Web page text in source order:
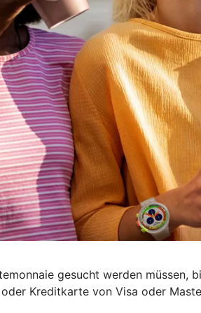
gesucht werden müssen,
Kreditkarte von Visa oder